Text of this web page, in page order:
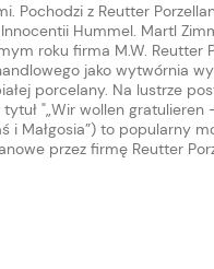
Pochodzi z Reutter
Hummel. Martl
roku firma M.W. Reutter
jako wytwórnia
porcelany. Na lustrze
"„Wir wollen gratulieren
i Małgosia”) to popularny
przez firmę Reutter